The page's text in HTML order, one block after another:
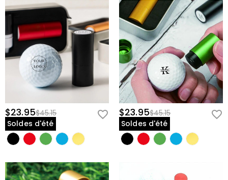
$23.95$45.15
Soldes d'été
$23.95$45.15
Soldes d'été